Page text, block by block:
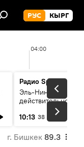
РУС КЫРГ
04:00
Радио Sputnik
Эль-Ниньо, жара и
действительно
погоду в
10:13 38 мин
г. Бишкек 89.3